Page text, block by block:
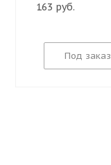
163 руб.
Под заказ